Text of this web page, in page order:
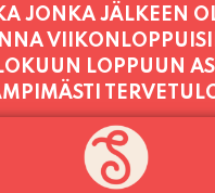
PÄIVITTÄIN
21)
JONKA JÄLKEEN
LOPPUUN